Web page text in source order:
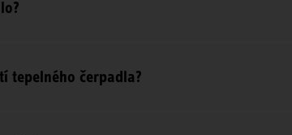
tepelného čerpadla?